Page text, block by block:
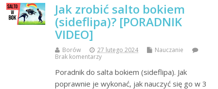
Jak zrobić salto bokiem
(sideflipa)? [PORADNIK
VIDEO]
Borów 27 lutego 2024
Nauczanie
Brak komentarzy
Poradnik do salta bokiem (sideflipa). Jak
poprawnie je wykonać, jak nauczyć się go w 3